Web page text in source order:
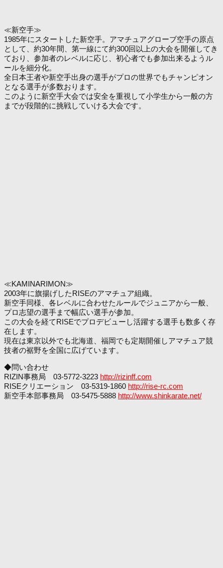
≪新空手≫
1985年にスタートした新空手。アマチュアグローブ空手の原点
として、約30年間、第一線にて約300回以上の大会を開催してき
ており、参加者のレベルに応じ、初心者でも参加出来るようル
ールを細分化。
全日本王者や新空手出身の選手がプロの世界でもチャンピオン
となる選手が多数おります。
このように新空手大会では安全を重視して小学生から一般の方
までが段階的に挑戦していける大会です。
≪KAMINARIMON≫
2003年に旗揚げしたRISEのアマチュア組織。
新空手同様、各レベルに合わせたルールでジュニアから一般、
プロ志望の選手まで幅広い選手が参加。
この大会を経てRISEでプロデビューし活躍する選手も数多く存
在します。
現在は東京以外でも北海道、福岡でも定期開催しアマチュア競
技者の裾野を全国に広げています。
◆問い合わせ
RIZIN事務局 03-5772-3223 http://rizinff.com
RISEクリエーション 03-5319-1860 http://rise-rc.com
新空手本部事務局 03-5475-5888 http://www.shinkarate.net/